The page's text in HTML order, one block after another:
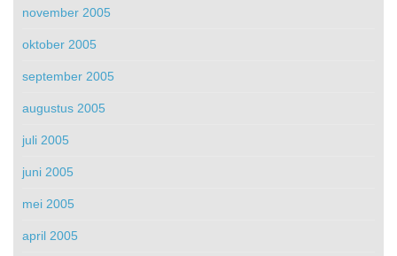
november 2005
oktober 2005
september 2005
augustus 2005
juli 2005
juni 2005
mei 2005
april 2005